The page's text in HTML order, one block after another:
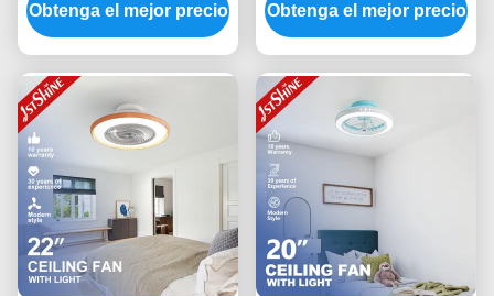
de perfil bajo luz de
atenuación
Obtenga el mejor precio
Obtenga el mejor precio